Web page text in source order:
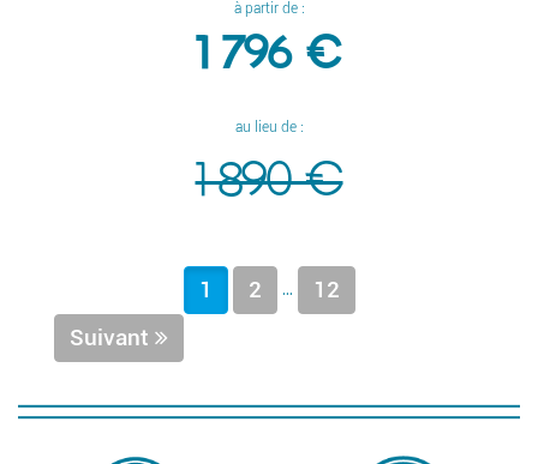
à partir de :
1 796 €
au lieu de :
1 890 €
1 2 ...
12
Suivant